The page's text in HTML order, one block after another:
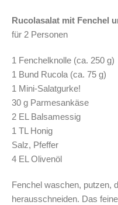
Rucolasalat mit Fenchel
für 2 Personen
1 Fenchelknolle (ca. 250 g)
1 Bund Rucola (ca. 75 g)
1 Mini-Salatgurke!
30 g Parmesankäse
2 EL Balsamessig
1 TL Honig
Salz, Pfeffer
4 EL Olivenöl
Fenchel waschen, putzen,
herausschneiden. Das